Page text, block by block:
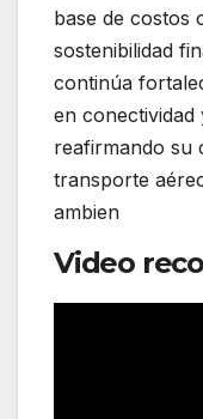
base de costos
sostenibilidad
continúa
en conectividad
reafirmando su
transporte
ambien
Video